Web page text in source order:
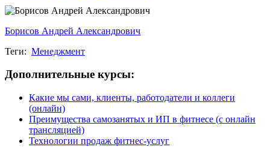
Борисов Андрей Александ­рович
Теги: Менеджмент
Дополнительные курсы:
Какие мы сами, клиенты, работодатели и коллеги
(онлайн)
Преимущества самозанятых и ИП в фитнесе (с онлайн
трансляцией)
Технологии продаж фитнес-услуг